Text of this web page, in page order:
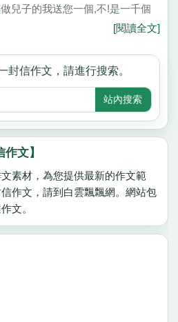
兒子的我送您一個,不!是一千個
[閱讀全文]
封信作文，請進行搜索。
文】
素材，為您提供最新的作文範
作文，請到白雲飄飄網。網站包
文。